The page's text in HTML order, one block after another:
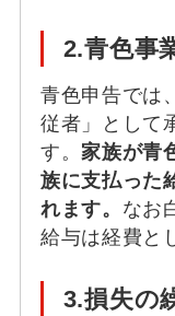
2.青色事
青色申告では
従者」として
す。家族が青
族に支払った
れます。 なお
給与は経費と
3.損失の